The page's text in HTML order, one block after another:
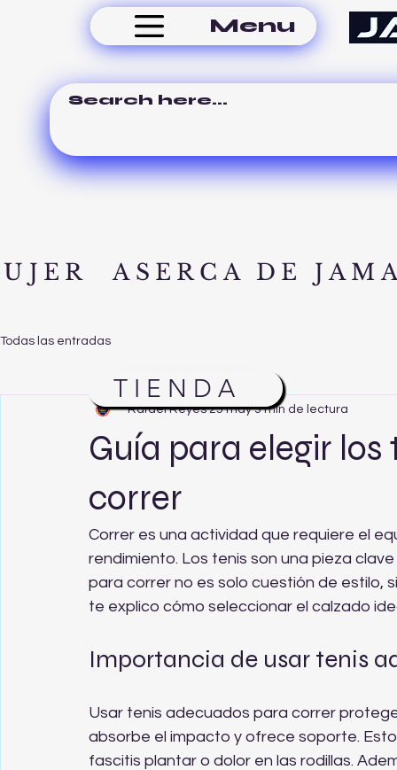
Menu
Todas las entradas
Guía para elegir
correr
Rafael Reyes 25 may 3 min de lectura
Correr es una actividad que requiere el
rendimiento. Los tenis son una pieza
para correr no es solo cuestión de estilo,
te explico cómo seleccionar el calzado
Importancia de usar tenis
Usar tenis adecuados para correr
absorbe el impacto y ofrece soporte.
fascitis plantar o dolor en las rodillas.
ASERCA DE
TIENDA